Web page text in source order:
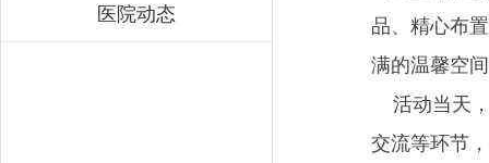
医院动态
品、精心布
满的温馨空
活动当天，
交流等环节